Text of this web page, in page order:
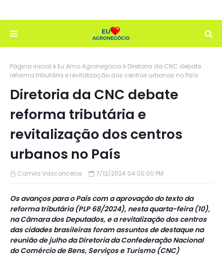
Página inicial Eu Amo Agronegócio
Diretoria da CNC debate
reforma tributária e revitalização dos centros urbanos no País
Diretoria da CNC debate
reforma tributária e
revitalização dos centros
urbanos no País
Camila Vasconcelos 7/12/2024 04:00:00 PM
Os avanços para o País com a aprovação do texto da
reforma tributária (PLP 68/2024), nesta quarta-feira (10),
na Câmara dos Deputados, e a revitalização dos centros
das cidades brasileiras foram assuntos de destaque na
reunião de julho da Diretoria da Confederação Nacional
do Comércio de Bens, Serviços e Turismo (CNC)